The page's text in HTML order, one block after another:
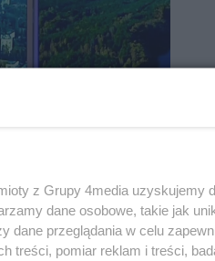
z Grupy 4media uzyskujemy
dane osobowe, takie jak
dane przeglądania w celu
treści, pomiar reklam i treści,